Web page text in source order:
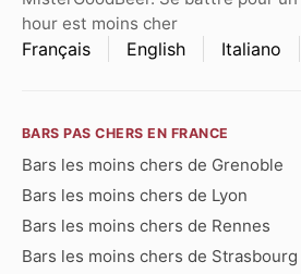
hour est moins cher
Français English Italiano
BARS PAS CHERS EN FRANCE
Bars les moins chers de Grenoble
Bars les moins chers de Lyon
Bars les moins chers de Rennes
Bars les moins chers de Strasbourg